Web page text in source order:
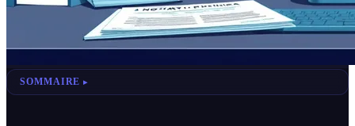
SOMMAIRE